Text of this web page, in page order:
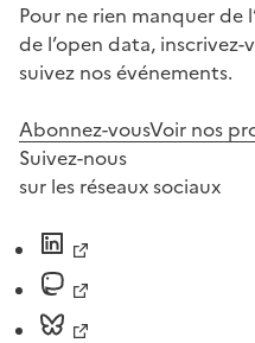
Pour ne rien manquer de
de l’open data,
suivez nos événements.
Abonnez-vousVoir nos
Suivez-nous
sur les réseaux sociaux